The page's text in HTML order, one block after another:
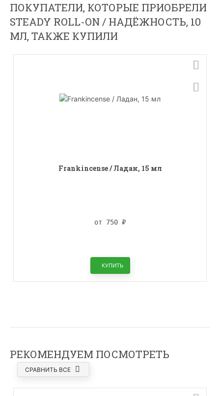
ПОКУПАТЕЛИ, КОТОРЫЕ ПРИОБРЕЛИ
STEADY ROLL-ON / НАДЁЖНОСТЬ, 10
МЛ, ТАКЖЕ КУПИЛИ
Frankincense / Ладан, 15 мл
от 750 ₽
КУПИТЬ
РЕКОМЕНДУЕМ ПОСМОТРЕТЬ
СРАВНИТЬ ВСЕ